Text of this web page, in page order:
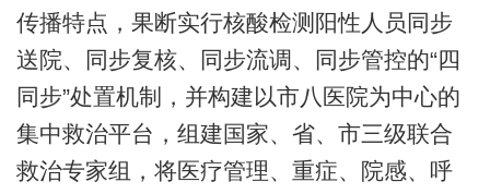
传播特点，果断实行核酸检测阳性人员同步
送院、同步复核、同步流调、同步管控的“四
同步”处置机制，并构建以市八医院为中心的
集中救治平台，组建国家、省、市三级联合
救治专家组，将医疗管理、重症、院感、呼